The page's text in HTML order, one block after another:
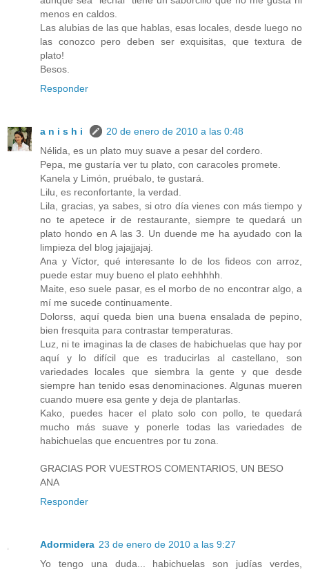
menos en caldos.
Las alubias de las que hablas, esas locales, desde luego no
las conozco pero deben ser exquisitas, que textura de
plato!
Besos.
Responder
a n i s h i
20 de enero de 2010 a las 0:48
Nélida, es un plato muy suave a pesar del cordero.
Pepa, me gustaría ver tu plato, con caracoles promete.
Kanela y Limón, pruébalo, te gustará.
Lilu, es reconfortante, la verdad.
Lila, gracias, ya sabes, si otro día vienes con más tiempo y
no te apetece ir de restaurante, siempre te quedará un
plato hondo en A las 3. Un duende me ha ayudado con la
limpieza del blog jajajjajaj.
Ana y Víctor, qué interesante lo de los fideos con arroz,
puede estar muy bueno el plato eehhhhh.
Maite, eso suele pasar, es el morbo de no encontrar algo, a
mí me sucede continuamente.
Dolorss, aquí queda bien una buena ensalada de pepino,
bien fresquita para contrastar temperaturas.
Luz, ni te imaginas la de clases de habichuelas que hay por
aquí y lo difícil que es traducirlas al castellano, son
variedades locales que siembra la gente y que desde
siempre han tenido esas denominaciones. Algunas mueren
cuando muere esa gente y deja de plantarlas.
Kako, puedes hacer el plato solo con pollo, te quedará
mucho más suave y ponerle todas las variedades de
habichuelas que encuentres por tu zona.
GRACIAS POR VUESTROS COMENTARIOS, UN BESO
ANA
Responder
Adormidera 23 de enero de 2010 a las 9:27
Yo tengo una duda... habichuelas son judías verdes,